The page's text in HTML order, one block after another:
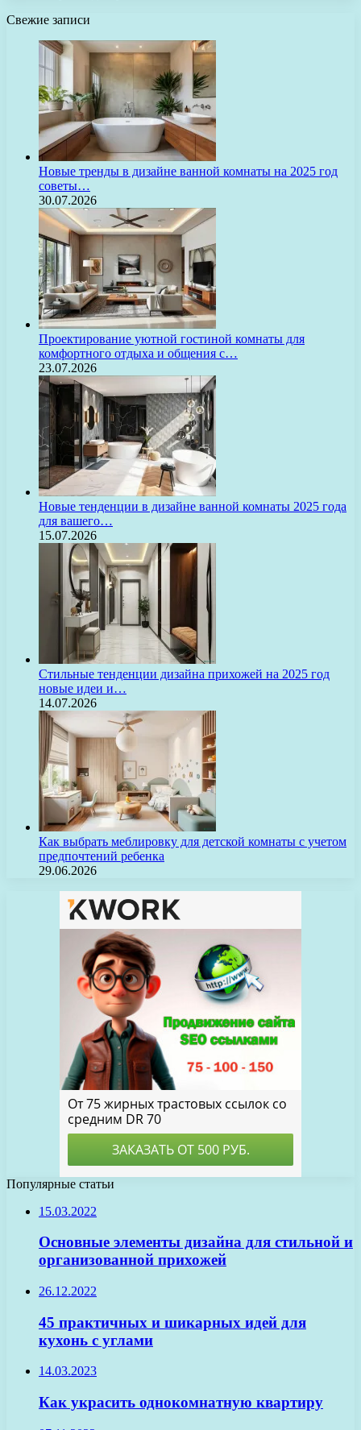
Свежие записи
Новые тренды в дизайне ванной комнаты на 2025 год
советы…
30.07.2026
Проектирование уютной гостиной комнаты для
комфортного отдыха и общения с…
23.07.2026
Новые тенденции в дизайне ванной комнаты 2025 года
для вашего…
15.07.2026
Стильные тенденции дизайна прихожей на 2025 год
новые идеи и…
14.07.2026
Как выбрать меблировку для детской комнаты с учетом
предпочтений ребенка
29.06.2026
Популярные статьи
15.03.2022
Основные элементы дизайна для стильной и
организованной прихожей
26.12.2022
45 практичных и шикарных идей для
кухонь с углами
14.03.2023
Как украсить однокомнатную квартиру